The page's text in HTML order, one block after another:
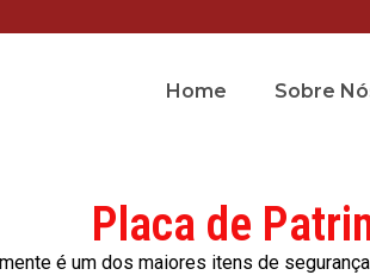
Home Sobre
Placa de
é um dos maiores itens de